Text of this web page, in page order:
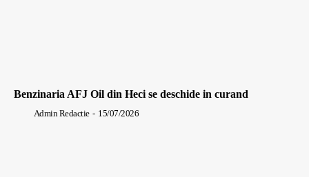
Benzinaria AFJ Oil din Heci se deschide in curand
Admin Redactie - 15/07/2026